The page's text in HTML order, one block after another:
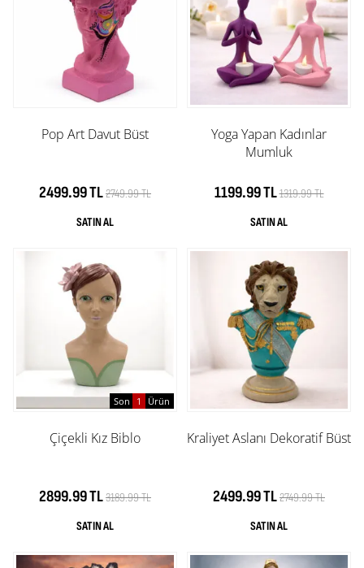
Pop Art Davut Büst
2499.99 TL2749.99 TL
Yoga Yapan Kadınlar
Mumluk
1199.99 TL1319.99 TL
Son 1 Ürün
Çiçekli Kız Biblo
2899.99 TL3189.99 TL
Kraliyet Aslanı Dekoratif Büst
2499.99 TL2749.99 TL